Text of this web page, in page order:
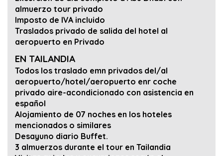
almuerzo tour privado
Imposto de IVA incluido
Traslados privado de salida del hotel al
aeropuerto en Privado
EN TAILANDIA
Todos los traslado emn privados del/al
aeropuerto/hotel/aeropuerto enr coche
privado aire-acondicionado con asistencia en
español
Alojamiento de 07 noches en los hoteles
mencionados o similares
Desayuno diario Buffet.
3 almuerzos durante el tour en Tailandia